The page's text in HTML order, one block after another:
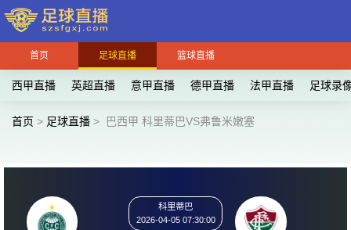
首页 足球直播 篮球直播
西甲直播 英超直播 意甲直播 德甲直播 法甲直播 足球录
首页 > 足球直播 > 巴西甲 科里蒂巴VS弗鲁米嫩塞